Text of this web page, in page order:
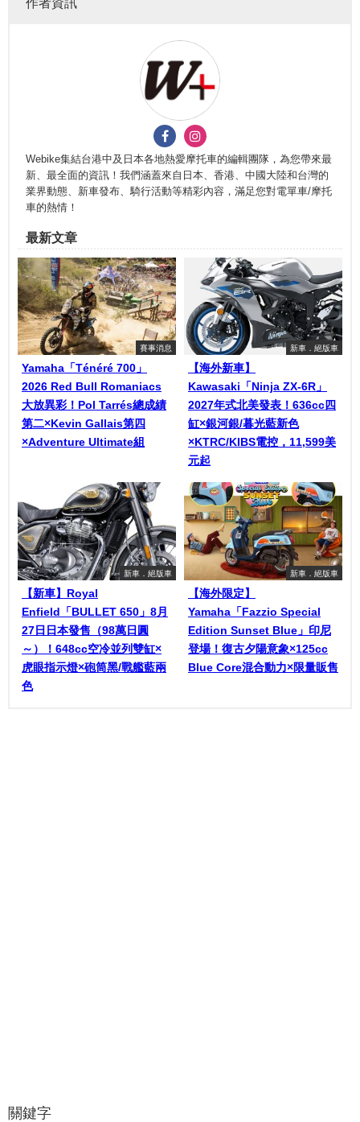
Webike集結台港中及日本各地熱愛摩托車的編輯團隊，為您帶來最
新、最全面的資訊！我們涵蓋來自日本、香港、中國大陸和台灣的
業界動態、新車發布、騎行活動等精彩內容，滿足您對電單車/摩托
車的熱情！
最新文章
賽事消息
Yamaha「Ténéré 700」
2026 Red Bull Romaniacs
大放異彩！Pol Tarrés總成績
第二×Kevin Gallais第四
×Adventure Ultimate組
新車．絕版車
【海外新車】
Kawasaki「Ninja ZX-6R」
2027年式北美發表！636cc四
缸×銀河銀/暮光藍新色
×KTRC/KIBS電控，11,599美
元起
新車．絕版車
【新車】Royal
Enfield「BULLET 650」8月
27日日本發售（98萬日圓
～）！648cc空冷並列雙缸×
虎眼指示燈×砲筒黑/戰艦藍兩
色
新車．絕版車
【海外限定】
Yamaha「Fazzio Special
Edition Sunset Blue」印尼
登場！復古夕陽意象×125cc
Blue Core混合動力×限量販售
關鍵字